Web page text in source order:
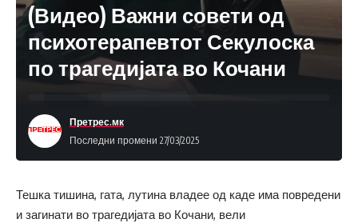
(Видео) Важни совети од
психотерапевтот Секулоска
по трагедијата во Кочани
Последни промени 27/03/2025
Претрес.мк
Тешка тишина, гата, лутина владее од каде има повредени
и загинати во трагедијата во Кочани, вели